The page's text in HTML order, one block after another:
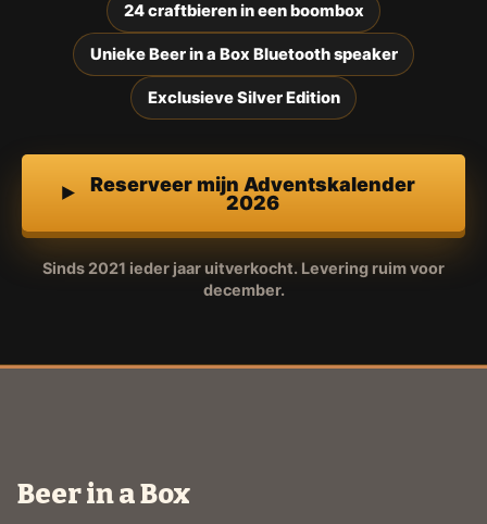
24 craftbieren in een boombox
Unieke Beer in a Box Bluetooth speaker
Exclusieve Silver Edition
Reserveer mijn Adventskalender
2026
Sinds 2021 ieder jaar uitverkocht. Levering ruim voor
december.
Beer in a Box